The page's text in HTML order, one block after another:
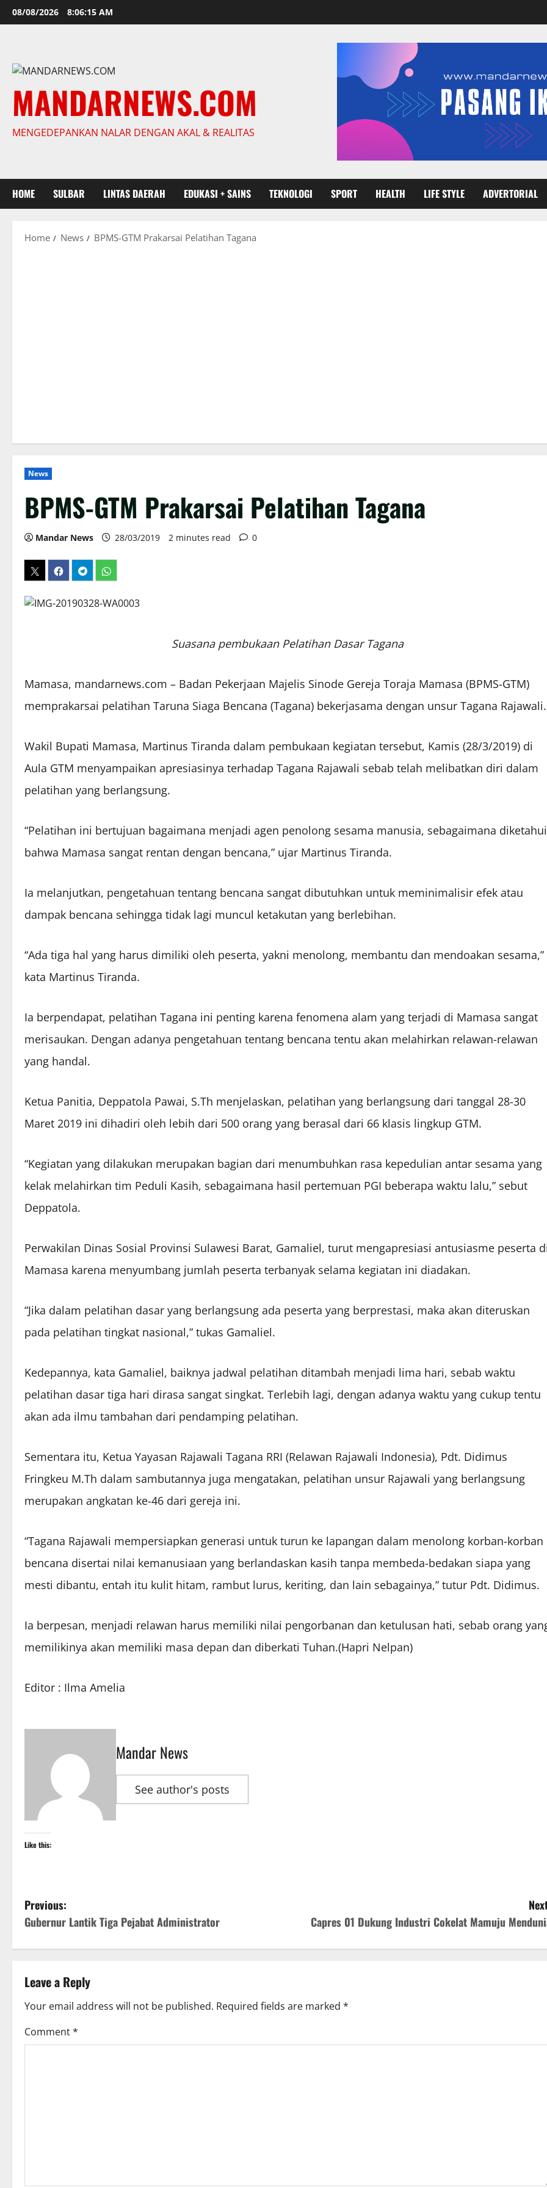
Skip
to
08/08/2026 8:06:16 AM
MANDARNEWS.COM
MENGEDEPANKAN NALAR DENGAN AKAL & REALITAS
HOME SULBAR LINTAS DAERAH EDUKASI + SAINS TEKNOLOGI SPORT HEALTH LIFE STYLE ADVERTORIAL
Home News BPMS-GTM Prakarsai Pelatihan Tagana
News
BPMS-GTM Prakarsai Pelatihan Tagana
Mandar News 28/03/2019 2 minutes read 0
Suasana pembukaan Pelatihan Dasar Tagana
Mamasa, mandarnews.com – Badan Pekerjaan Majelis Sinode Gereja Toraja Mamasa (BPMS-GTM)
memprakarsai pelatihan Taruna Siaga Bencana (Tagana) bekerjasama dengan unsur Tagana Rajawali.
Wakil Bupati Mamasa, Martinus Tiranda dalam pembukaan kegiatan tersebut, Kamis (28/3/2019) di
Aula GTM menyampaikan apresiasinya terhadap Tagana Rajawali sebab telah melibatkan diri dalam
pelatihan yang berlangsung.
“Pelatihan ini bertujuan bagaimana menjadi agen penolong sesama manusia, sebagaimana diketahui
bahwa Mamasa sangat rentan dengan bencana,” ujar Martinus Tiranda.
Ia melanjutkan, pengetahuan tentang bencana sangat dibutuhkan untuk meminimalisir efek atau
dampak bencana sehingga tidak lagi muncul ketakutan yang berlebihan.
“Ada tiga hal yang harus dimiliki oleh peserta, yakni menolong, membantu dan mendoakan sesama,”
kata Martinus Tiranda.
Ia berpendapat, pelatihan Tagana ini penting karena fenomena alam yang terjadi di Mamasa sangat
merisaukan. Dengan adanya pengetahuan tentang bencana tentu akan melahirkan relawan-relawan
yang handal.
Ketua Panitia, Deppatola Pawai, S.Th menjelaskan, pelatihan yang berlangsung dari tanggal 28-30
Maret 2019 ini dihadiri oleh lebih dari 500 orang yang berasal dari 66 klasis lingkup GTM.
“Kegiatan yang dilakukan merupakan bagian dari menumbuhkan rasa kepedulian antar sesama yang
kelak melahirkan tim Peduli Kasih, sebagaimana hasil pertemuan PGI beberapa waktu lalu,” sebut
Deppatola.
Perwakilan Dinas Sosial Provinsi Sulawesi Barat, Gamaliel, turut mengapresiasi antusiasme peserta
Mamasa karena menyumbang jumlah peserta terbanyak selama kegiatan ini diadakan.
“Jika dalam pelatihan dasar yang berlangsung ada peserta yang berprestasi, maka akan diteruskan
pada pelatihan tingkat nasional,” tukas Gamaliel.
Kedepannya, kata Gamaliel, baiknya jadwal pelatihan ditambah menjadi lima hari, sebab waktu
pelatihan dasar tiga hari dirasa sangat singkat. Terlebih lagi, dengan adanya waktu yang cukup tentu
akan ada ilmu tambahan dari pendamping pelatihan.
Sementara itu, Ketua Yayasan Rajawali Tagana RRI (Relawan Rajawali Indonesia), Pdt. Didimus
Fringkeu M.Th dalam sambutannya juga mengatakan, pelatihan unsur Rajawali yang berlangsung
merupakan angkatan ke-46 dari gereja ini.
“Tagana Rajawali mempersiapkan generasi untuk turun ke lapangan dalam menolong korban-korban
bencana disertai nilai kemanusiaan yang berlandaskan kasih tanpa membeda-bedakan siapa yang
mesti dibantu, entah itu kulit hitam, rambut lurus, keriting, dan lain sebagainya,” tutur Pdt. Didimus.
Ia berpesan, menjadi relawan harus memiliki nilai pengorbanan dan ketulusan hati, sebab orang
memilikinya akan memiliki masa depan dan diberkati Tuhan.(Hapri Nelpan)
Editor : Ilma Amelia
Mandar News
See author's posts
Like this:
P
o
s
t
n
a
Previous:
Gubernur Lantik Tiga Pejabat Administrator
Capres 01 Dukung Industri Cokelat Mamuju
Leave a Reply
Your email address will not be published. Required fields are marked *
Comment*